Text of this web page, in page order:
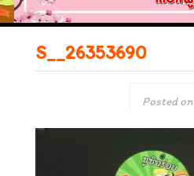
S__26353690
Posted on